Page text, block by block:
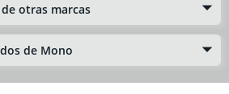
otras marcas
de Mono